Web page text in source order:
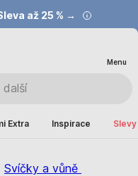
až 25 % →
40 % →
Menu
Extra Inspirace
Svíčky a vůně